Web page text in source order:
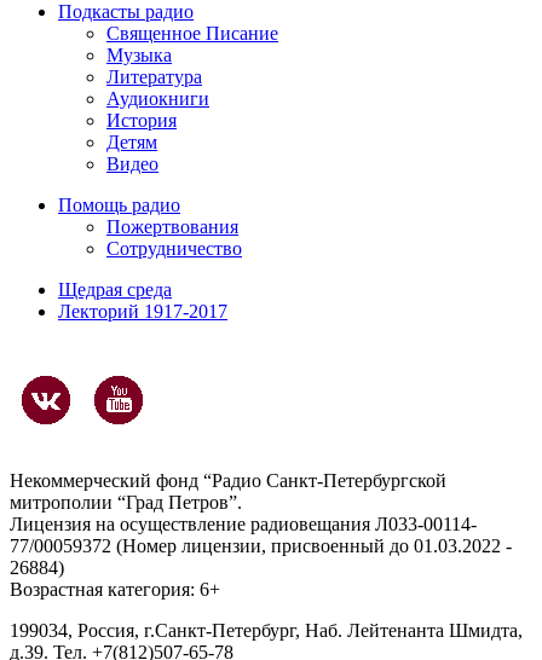
Подкасты радио
Священное Писание
Музыка
Литература
Аудиокниги
История
Детям
Видео
Помощь радио
Пожертвования
Сотрудничество
Щедрая среда
Лекторий 1917-2017
Некоммерческий фонд “Радио Санкт-Петербургской
митрополии “Град Петров”.
Лицензия на осуществление радиовещания Л033-00114-
77/00059372 (Номер лицензии, присвоенный до 01.03.2022 -
26884)
Возрастная категория: 6+
199034, Россия, г.Санкт-Петербург, Наб. Лейтенанта Шмидта,
д.39. Тел. +7(812)507-65-78